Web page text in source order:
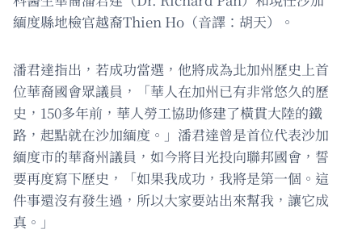
緬度縣地檢官越裔Thien Ho（音譯：胡天）。
潘君達指出，若成功當選，他將成為北加州歷史上首
位華裔國會眾議員，「華人在加州已有非常悠久的歷
史，150多年前，華人勞工協助修建了橫貫大陸的鐵
路，起點就在沙加緬度。」潘君達曾是首位代表沙加
緬度市的華裔州議員，如今將目光投向聯邦國會，誓
要再度寫下歷史，「如果我成功，我將是第一個。這
件事還沒有發生過，所以大家要站出來幫我，讓它成
真。」